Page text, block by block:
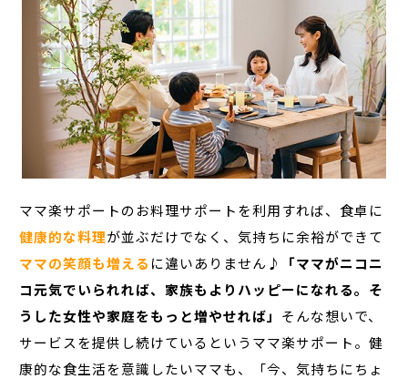
ママ楽サポートのお料理サポートを利用すれば、食卓に
健康的な料理が並ぶだけでなく、気持ちに余裕ができて
ママの笑顔も増える に違いありません♪
「ママがニコニ
コ元気でいられれば、家族もよりハッピーになれる。そ
うした女性や家庭をもっと増やせれば」 そんな想いで、
サービスを提供し続けているというママ楽サポート。健
康的な食生活を意識したいママも、「今、気持ちにちょ